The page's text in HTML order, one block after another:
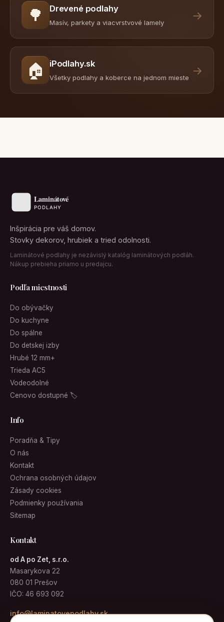
🌳 Drevené podlahy
Masív, parkety a viacvrstvové lamely
→
🏠 iPodlahy.sk
Všetky podlahy a koberce na jednom mieste
→
Inšpirácia pre váš domov.
Stovky dekorov, hrubiek a tried odolnosti.
Laminátové podlahy je nezávislý katalóg laminátových podláh.
Nákup prebieha priamo u predajcu.
Podľa miestnosti
Do obývačky
Do kuchyne
Do spálne
Do detskej izby
Hrubé 12 mm+
Trieda AC5
Vodeodolné
Cenovo dostupné 🏷
Info
Poradňa & Tipy
O nás
Kontakt
Ochrana osobných údajov
Zásady cookies
Podmienky používania
Sitemap
Kontakt
od A po Zet, s.r.o.
Masarykova 22
080 01 Prešov
IČO: 46 693 092
info@laminatovepodlahy.sk